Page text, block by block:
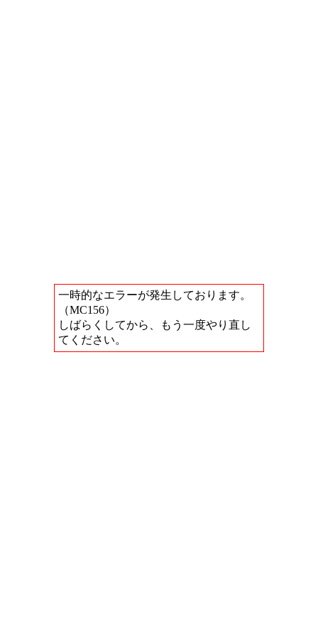
一時的なエラーが発生しております。
（MC156）
しばらくしてから、もう一度やり直し
てください。